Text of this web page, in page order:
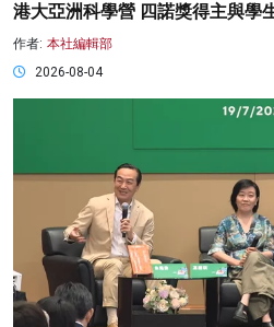
港大亞洲科學營 四諾獎得主與學
作者: 本社編輯部
2026-08-04